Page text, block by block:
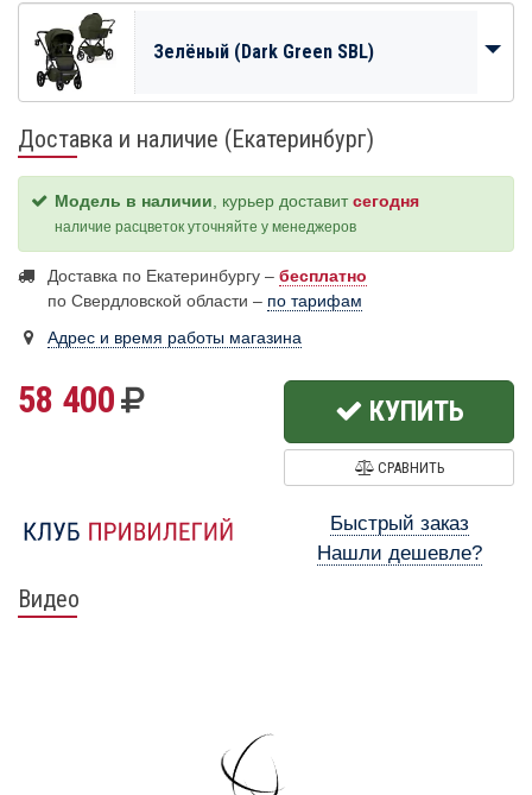
Зелёный (Dark Green SBL)
Доставка и наличие (Екатеринбург)
Модель в наличии , курьер доставитсегодня
наличие расцветок уточняйте у менеджеров
Доставка по Екатеринбургу – бесплатно
по Свердловской области – по тарифам
Адрес и время работы магазина
58 400 КУПИТЬ
СРАВНИТЬ
Быстрый заказ
Нашли дешевле?
Видео